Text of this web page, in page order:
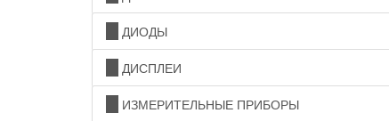
ДИОДЫ
ДИСПЛЕИ
ИЗМЕРИТЕЛЬНЫЕ ПРИБОРЫ